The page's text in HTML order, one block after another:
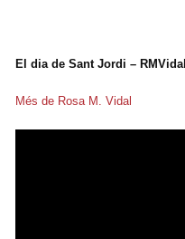
El dia de Sant Jordi – RMVidal
Més de Rosa M. Vidal